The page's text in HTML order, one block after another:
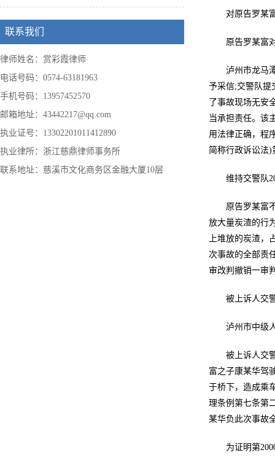
联系我们
律师姓名：赏彩霞律师
电话号码：0574-63181963
手机号码：13957452570
邮箱地址：43442217@qq.com
执业证号：13302201011412890
执业律所：浙江慈鼎律师事务所
联系地址：慈溪市文化商务区金融大厦10层
对原告罗某
原告罗某富
泸州市龙马
予采信;交警队提
了事故现场无安
当承担责任。该
用法律正确，程
简称行政诉讼法)
维持交警队
原告罗某富
放大量炭渣的行
上堆放的炭渣
次事故的全部责
审改判撤销一审
被上诉人交
泸州市中级
被上诉人交
富之子康某华驾
于桥下，造成乘
理条例第七条第
某华负此次事故
为证明第